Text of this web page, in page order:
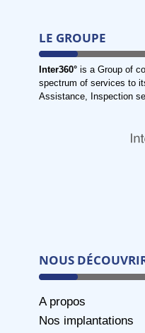
LE GROUPE
Inter360°is a Group of
spectrum of services to
Assistance, Inspection
NOUS
A propos
Nos implantations